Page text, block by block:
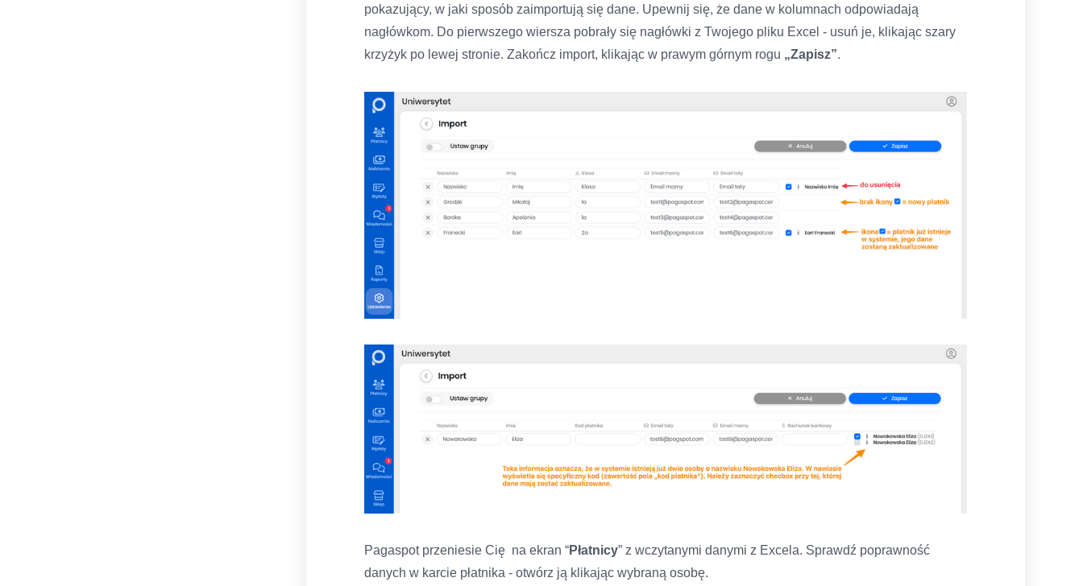
pokazujący, w jaki sposób zaimportują się dane. Upewnij się, że dane w kolumnach odpowiadają
nagłówkom. Do pierwszego wiersza pobrały się nagłówki z Twojego pliku Excel - usuń je, klikając szary
krzyżyk po lewej stronie. Zakończ import, klikając w prawym górnym rogu „Zapisz”.
Pagaspot przeniesie Cię na ekran “Płatnicy” z wczytanymi danymi z Excela. Sprawdź poprawność
danych w karcie płatnika - otwórz ją klikając wybraną osobę.